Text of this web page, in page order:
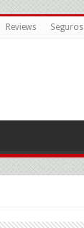
Reviews Seguros